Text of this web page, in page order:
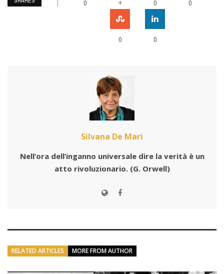
0 + 0 0
0 0
Silvana De Mari
Nell’ora dell’inganno universale dire la verità è un
atto rivoluzionario. (G. Orwell)
RELATED ARTICLES MORE FROM AUTHOR